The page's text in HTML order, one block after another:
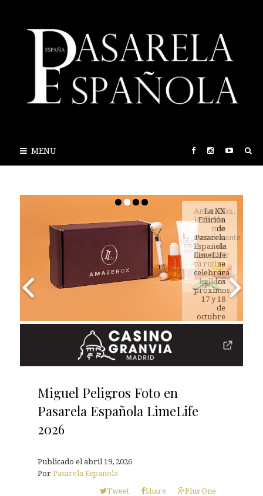
MENU
AmazeBox,
la forma
más
emocionante
de
descubrir
tu rutina
de
belleza
Miguel Peligros Foto en
Pasarela Española LimeLife
2026
Publicado el abril 19, 2026
Por Pasarela Española
Tweet
Share Plus One